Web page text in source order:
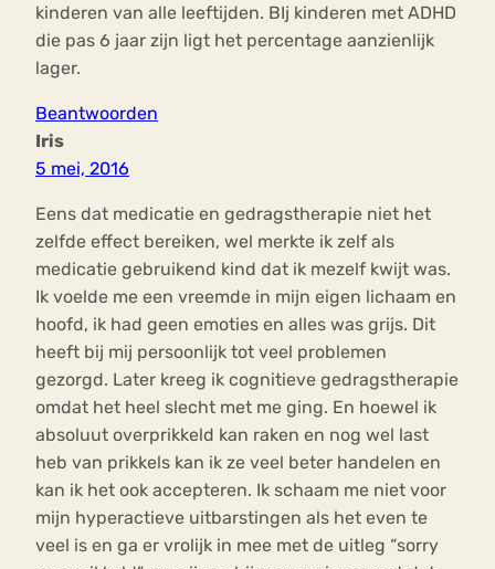
kinderen van alle leeftijden. BIj kinderen met ADHD
die pas 6 jaar zijn ligt het percentage aanzienlijk
lager.
Beantwoorden
Iris
5 mei, 2016
Eens dat medicatie en gedragstherapie niet het
zelfde effect bereiken, wel merkte ik zelf als
medicatie gebruikend kind dat ik mezelf kwijt was.
Ik voelde me een vreemde in mijn eigen lichaam en
hoofd, ik had geen emoties en alles was grijs. Dit
heeft bij mij persoonlijk tot veel problemen
gezorgd. Later kreeg ik cognitieve gedragstherapie
omdat het heel slecht met me ging. En hoewel ik
absoluut overprikkeld kan raken en nog wel last
heb van prikkels kan ik ze veel beter handelen en
kan ik het ook accepteren. Ik schaam me niet voor
mijn hyperactieve uitbarstingen als het even te
veel is en ga er vrolijk in mee met de uitleg “sorry